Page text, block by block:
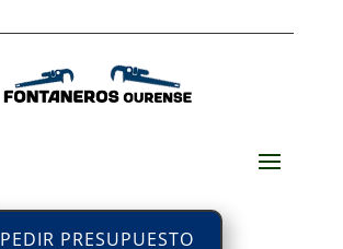
PEDIR PRESUPUESTO